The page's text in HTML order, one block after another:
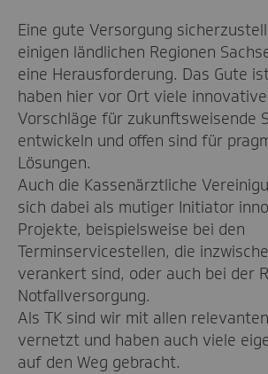
Eine gute Versorgung
einigen ländlichen Regionen
eine Herausforderung. Das Gute
haben hier vor Ort viele
Vorschläge für zukunftsweisende
entwickeln und offen sind für
Lösungen.
Auch die Kassenärztliche
sich dabei als mutiger Initiator
Projekte, beispielsweise bei den
Terminservicestellen, die
verankert sind, oder auch bei der
Notfallversorgung.
Als TK sind wir mit allen
vernetzt und haben auch viele
auf den Weg gebracht.